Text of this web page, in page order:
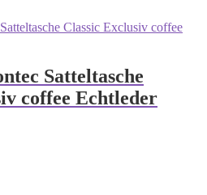
Satteltasche
coffee Echtleder